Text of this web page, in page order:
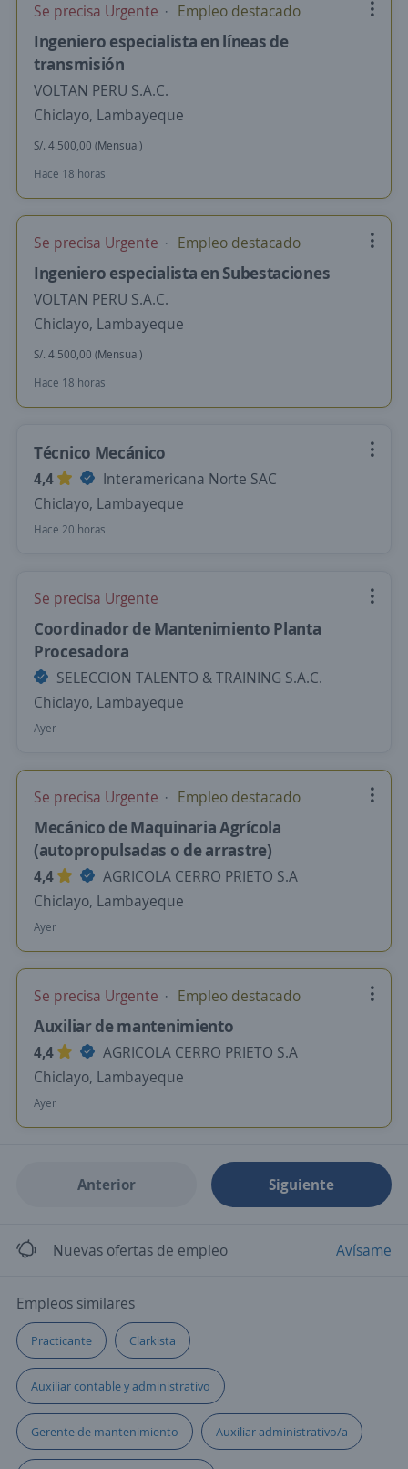
Se precisa Urgente Empleo destacado
Ingeniero especialista en líneas de
transmisión
VOLTAN PERU S.A.C.
Chiclayo, Lambayeque
S/. 4.500,00 (Mensual)
Hace 18 horas
Se precisa Urgente Empleo destacado
Ingeniero especialista en Subestaciones
VOLTAN PERU S.A.C.
Chiclayo, Lambayeque
S/. 4.500,00 (Mensual)
Hace 18 horas
Técnico Mecánico
4,4
Interamericana Norte SAC
Chiclayo, Lambayeque
Hace 20 horas
Se precisa Urgente
Coordinador de Mantenimiento Planta
Procesadora
SELECCION TALENTO & TRAINING S.A.C.
Chiclayo, Lambayeque
Ayer
Se precisa Urgente Empleo destacado
Mecánico de Maquinaria Agrícola
(autopropulsadas o de arrastre)
4,4
AGRICOLA CERRO PRIETO S.A
Chiclayo, Lambayeque
Ayer
Se precisa Urgente Empleo destacado
Auxiliar de mantenimiento
4,4
AGRICOLA CERRO PRIETO S.A
Chiclayo, Lambayeque
Ayer
Anterior Siguiente
Nuevas ofertas de empleo Avísame
Empleos similares
Practicante Clarkista
Auxiliar contable y administrativo
Gerente de mantenimiento Auxiliar administrativo/a